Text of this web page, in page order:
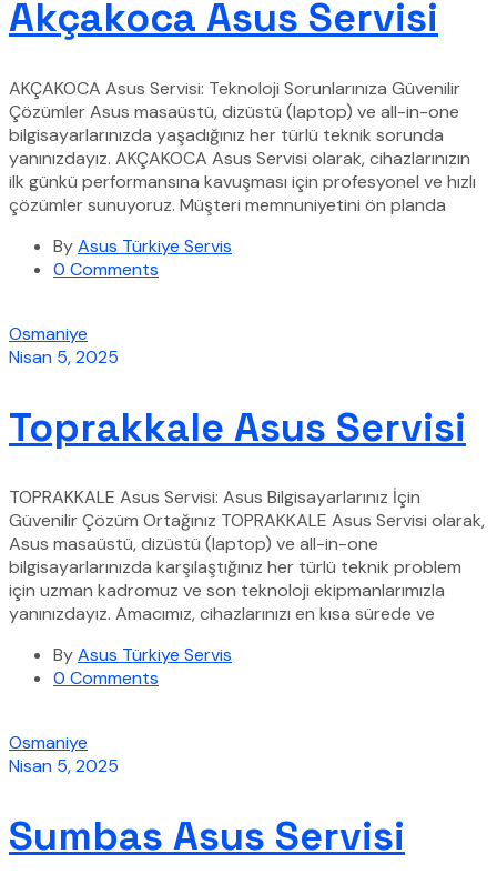
Akçakoca Asus Servisi
AKÇAKOCA Asus Servisi: Teknoloji Sorunlarınıza Güvenilir
Çözümler Asus masaüstü, dizüstü (laptop) ve all-in-one
bilgisayarlarınızda yaşadığınız her türlü teknik sorunda
yanınızdayız. AKÇAKOCA Asus Servisi olarak, cihazlarınızın
ilk günkü performansına kavuşması için profesyonel ve hızlı
çözümler sunuyoruz. Müşteri memnuniyetini ön planda
ByAsus Türkiye Servis
0 Comments
Osmaniye
Nisan 5, 2025
Toprakkale Asus Servisi
TOPRAKKALE Asus Servisi: Asus Bilgisayarlarınız İçin
Güvenilir Çözüm Ortağınız TOPRAKKALE Asus Servisi olarak,
Asus masaüstü, dizüstü (laptop) ve all-in-one
bilgisayarlarınızda karşılaştığınız her türlü teknik problem
için uzman kadromuz ve son teknoloji ekipmanlarımızla
yanınızdayız. Amacımız, cihazlarınızı en kısa sürede ve
ByAsus Türkiye Servis
0 Comments
Osmaniye
Nisan 5, 2025
Sumbas Asus Servisi